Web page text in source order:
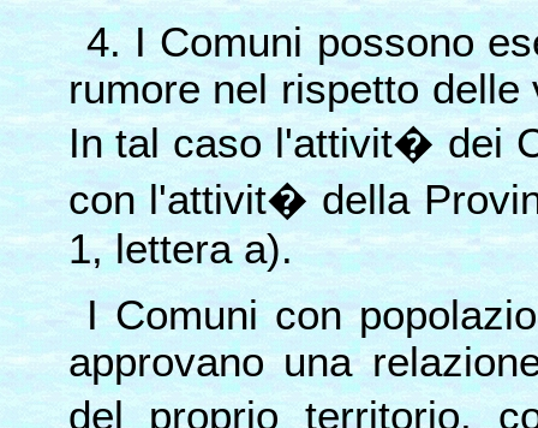
4. I Comuni possono
rumore nel rispetto
In tal caso l'attivit� dei
con l'attivit� della
1, lettera a).
I Comuni con
approvano una
del proprio territorio,